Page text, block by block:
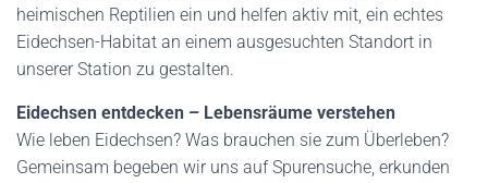
heimischen Reptilien ein und helfen aktiv mit, ein echtes
Eidechsen-Habitat an einem ausgesuchten Standort in
unserer Station zu gestalten.
Eidechsen entdecken – Lebensräume verstehen
Wie leben Eidechsen? Was brauchen sie zum Überleben?
Gemeinsam begeben wir uns auf Spurensuche, erkunden